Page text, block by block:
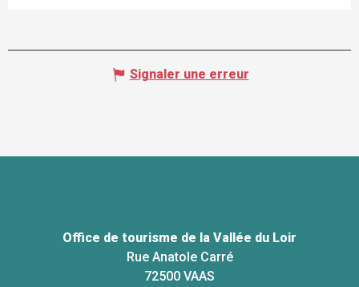
Signaler une erreur
Office de tourisme de la Vallée du Loir
Rue Anatole Carré
72500 VAAS